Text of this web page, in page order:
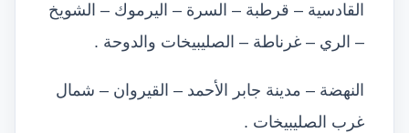
القادسية – قرطبة – السرة – اليرموك – الشويخ
– الري – غرناطة – الصليبيخات والدوحة .
النهضة – مدينة جابر الأحمد – القيروان – شمال
غرب الصليبيخات .